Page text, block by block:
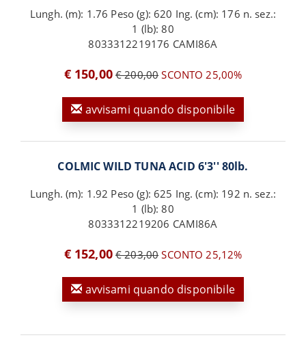
Lungh. (m): 1.76 Peso (g): 620 Ing. (cm): 176 n. sez.:
1 (lb): 80
8033312219176 CAMI86A
€ 150,00 € 200,00SCONTO 25,00%
avvisami quando disponibile
COLMIC WILD TUNA ACID 6'3'' 80lb.
Lungh. (m): 1.92 Peso (g): 625 Ing. (cm): 192 n. sez.:
1 (lb): 80
8033312219206 CAMI86A
€ 152,00 € 203,00SCONTO 25,12%
avvisami quando disponibile